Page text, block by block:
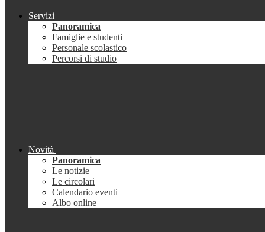
Servizi
Panoramica
Famiglie e studenti
Personale scolastico
Percorsi di studio
Novità
Panoramica
Le notizie
Le circolari
Calendario eventi
Albo online